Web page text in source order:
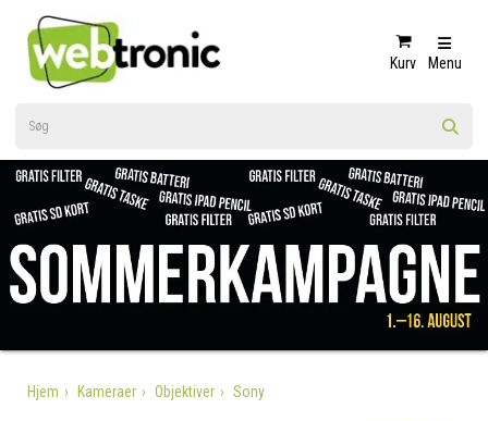
Kurv Menu
Hjem Kameraer Objektiver Sony